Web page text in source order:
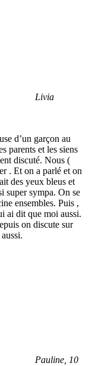
Livia
d’un garçon au
parents et les siens
discuté. Nous (
. Et on a parlé et on
des yeux bleus et
super sympa. On se
ensembles. Puis ,
ai dit que moi aussi.
on discute sur
Pauline, 10